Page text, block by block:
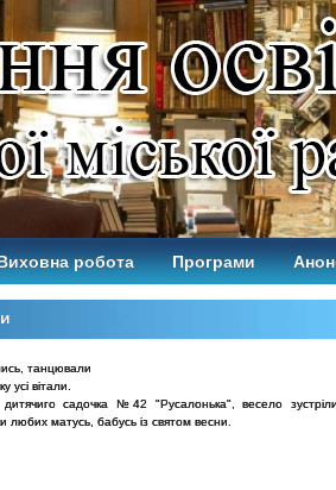
робота Програми
танцювали
усі вітали.
садочка №42 "Русалонька", весело
любих матусь, бабусь із святом весни.